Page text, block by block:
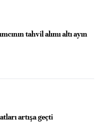
tahvil alımı altı ayın
artışa geçti